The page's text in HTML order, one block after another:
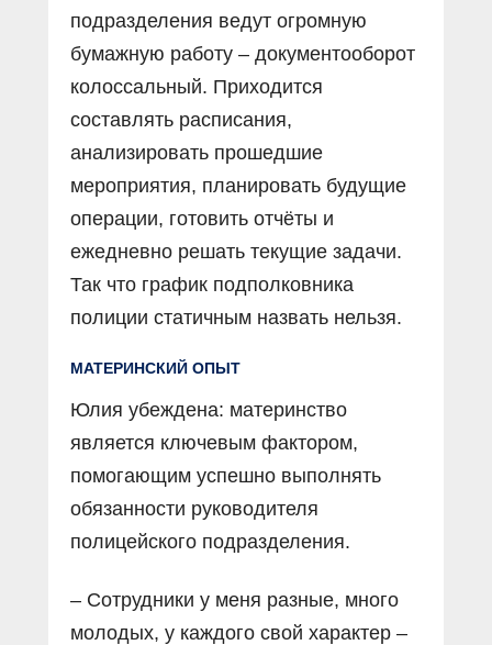
подразделения ведут огромную
бумажную работу – документооборот
колоссальный. Приходится
составлять расписания,
анализировать прошедшие
мероприятия, планировать будущие
операции, готовить отчёты и
ежедневно решать текущие задачи.
Так что график подполковника
полиции статичным назвать нельзя.
МАТЕРИНСКИЙ ОПЫТ
Юлия убеждена: материнство
является ключевым фактором,
помогающим успешно выполнять
обязанности руководителя
полицейского подразделения.
– Сотрудники у меня разные, много
молодых, у каждого свой характер –